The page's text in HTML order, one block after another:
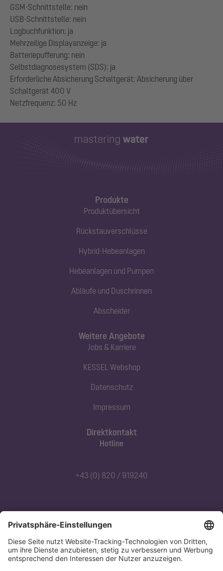
GSM-Schnittstelle: nein
USB-Schnittstelle: nein
Logbuchfunktion: ja
Mehrzeilige Displayanzeige: ja
Batteriepufferung: nein
Selbstdiagnosesystem (SDS): ja
Erforderliche Absicherung Schaltgerät: Absicherung über
Schaltgerät 400 V
Produkte
Produktübersicht
Rückstauverschlüsse
Hybrid-Hebeanlagen
Hebeanlagen und Pumpen
Abläufe und Duschrinnen
Abscheider
Direktkontakt
Hotline
+43 (0) 820 / 919240
Abonnieren Sie unseren Newsletter
Jetzt anmelden
Weitere Angebote
Jobs & Karriere
KESSEL Webshop
Datenschutz
Impressum